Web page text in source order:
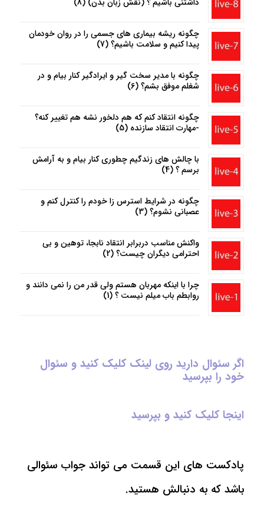
چگونه ریشه بیماری های جسمی را در روان خودمان
پیدا کنیم و سلامت باشیم؟ (7)
چگونه با مدیر سخت گیر و ایرادگیر کنار بیام و در
شغلم موفق بشم؟ (6)
چگونه انتقاد کنم که هم دلخور نشه هم تغییر کنه؟
-مهارت انتقاد سازنده (5)
با چالش های زندگیم چطوری کنار بیام و به آرامش
برسم ؟ (4)
چگونه در شرایط استرس زا خودم را کنترل کنم و
عصبانی نشوم؟ (3)
واکنش مناسب دربرابر انتقاد نابجا، توهین و بی
احترامی دیگران چیست؟ (2)
چرا با اینکه مهربان هستم ولی قدر من را نمی دانند و
روابطم باب میلم نیست ؟ (1)
اگر سئوال دارید روی لینک کلیک کنید و سئوال
خود را بپرسید
اینجا کلیک کنید و بپرسید
پادکست های این قسمت می تواند جواب سئوالی
باشد که به دنبالش هستید.